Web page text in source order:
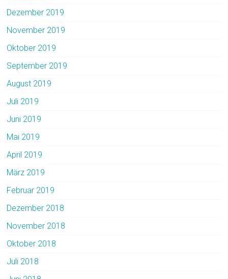
Dezember 2019
November 2019
Oktober 2019
September 2019
August 2019
Juli 2019
Juni 2019
Mai 2019
April 2019
März 2019
Februar 2019
Dezember 2018
November 2018
Oktober 2018
Juli 2018